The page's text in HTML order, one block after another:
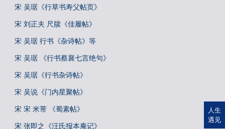
宋 吴琚《行草书寿父帖页》
宋 刘正夫 尺牍《佳履帖》
宋 吴琚 行书《杂诗帖》等
宋 吴琚 《行书蔡襄七言绝句》
宋 吴琚《行书杂诗帖》
宋 吴说《门内星聚帖》
宋 宋 米芾 《蜀素帖》
宋 张即之《汪氏报本庵记》
人生
遇见